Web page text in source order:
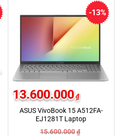
-13%
ASUS VivoBook 15 A512FA-
EJ1281T Laptop
15.600.000 ₫
13.600.000 ₫